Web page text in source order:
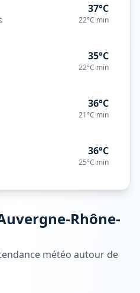
37°C
22°C min
35°C
22°C min
36°C
21°C min
36°C
25°C min
Rhône-
météo autour de